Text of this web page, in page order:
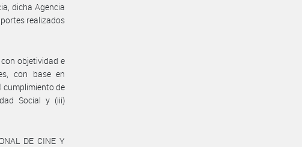
dicha Agencia
realizados
objetividad e
con base en
cumplimiento de
Social y (iii)
DE CINE Y